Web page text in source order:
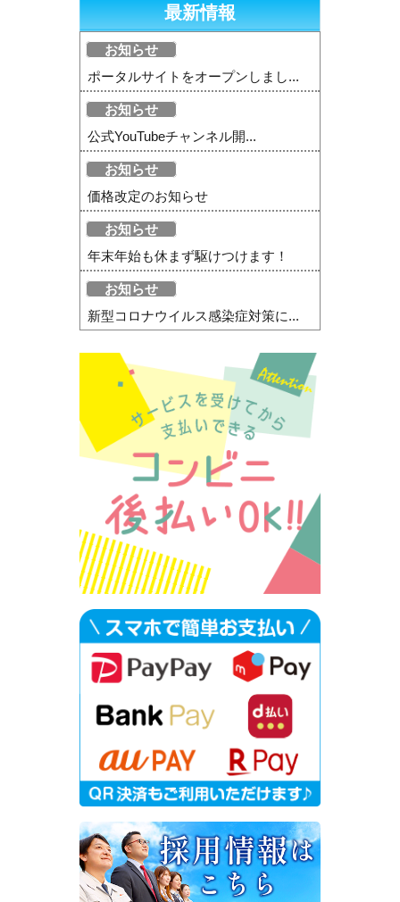
最新情報
お知らせ
ポータルサイトをオープンしまし...
お知らせ
公式YouTubeチャンネル開...
お知らせ
価格改定のお知らせ
お知らせ
年末年始も休まず駆けつけます！
お知らせ
新型コロナウイルス感染症対策に...